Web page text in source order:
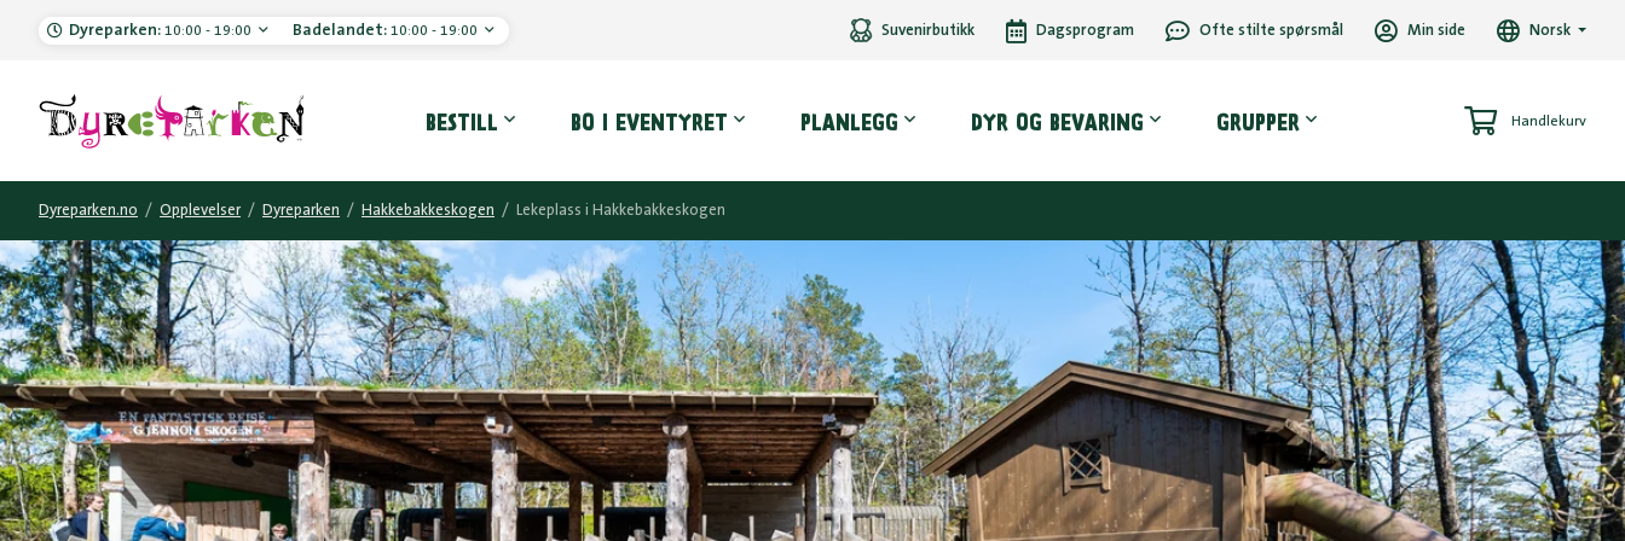
Dyreparken: 10:00 - 19:00 Badelandet: 10:00 - 19:00 Suvenirbutikk Dagsprogram Ofte stilte spørsmål Min side Norsk
BESTILL BO I EVENTYRET PLANLEGG DYR OG BEVARING GRUPPER Handlekurv
Dyreparken.no / Opplevelser / Dyreparken / Hakkebakkeskogen / Lekeplass i Hakkebakkeskogen